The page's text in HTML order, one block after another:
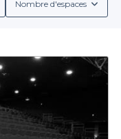
vous permettre
vous aviez
!
Nombre d'espaces